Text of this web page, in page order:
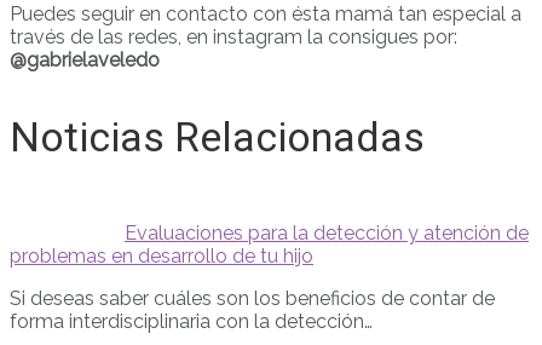
Puedes seguir en contacto con ésta mamá tan especial a
través de las redes, en instagram la consigues por:
@gabrielaveledo
Noticias Relacionadas
Evaluaciones para la detección y atención de
problemas en desarrollo de tu hijo
Si deseas saber cuáles son los beneficios de contar de
forma interdisciplinaria con la detección…